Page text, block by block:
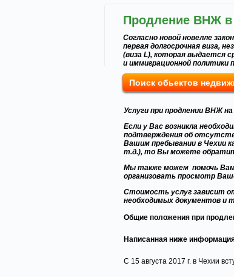
Продление ВНЖ в
Согласно новой новелле
первая долгосрочная виза,
(виза L), которая выдается
и иммиграционной политики
Поиск обьектов
Услуги при продлении ВНЖ
Если у Вас возникла
подтверждения об
Вашим пребывании в Чехии
т.д.), то Вы можете
Мы также можем помочь
организовать просмотр
Стоимость услуг зависит
необходимых документов и
Общие положения при
Написанная ниже
С 15 августа 2017 г. в Чехии